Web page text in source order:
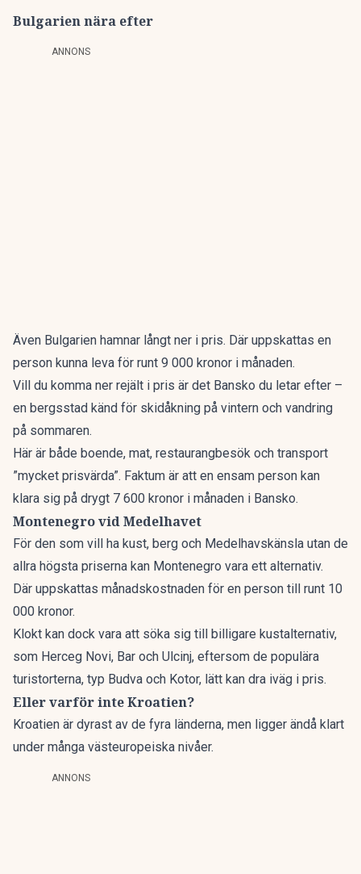
Bulgarien nära efter
ANNONS
Även Bulgarien hamnar långt ner i pris. Där uppskattas en
person kunna leva för runt 9 000 kronor i månaden.
Vill du komma ner rejält i pris är det Bansko du letar efter –
en bergsstad känd för skidåkning på vintern och vandring
på sommaren.
Här är både boende, mat, restaurangbesök och transport
”mycket prisvärda”. Faktum är att en ensam person kan
klara sig på drygt 7 600 kronor i månaden i Bansko.
Montenegro vid Medelhavet
För den som vill ha kust, berg och Medelhavskänsla utan de
allra högsta priserna kan Montenegro vara ett alternativ.
Där uppskattas månadskostnaden för en person till runt 10
000 kronor.
Klokt kan dock vara att söka sig till billigare kustalternativ,
som Herceg Novi, Bar och Ulcinj, eftersom de populära
turistorterna, typ Budva och Kotor, lätt kan dra iväg i pris.
Eller varför inte Kroatien?
Kroatien är dyrast av de fyra länderna, men ligger ändå klart
under många västeuropeiska nivåer.
ANNONS